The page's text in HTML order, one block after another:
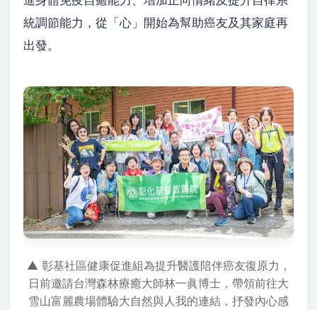
統調節能力，從「心」開始為幫助癌友及其家庭再
出發。
▲ 彰基社區健康促進組為提升醫護陪伴癌友復原力，
日前邀請台灣森林療癒大師林一眞博士，帶領前往大
雪山富麗農場體驗大自然與人我的連結，抒發內心感